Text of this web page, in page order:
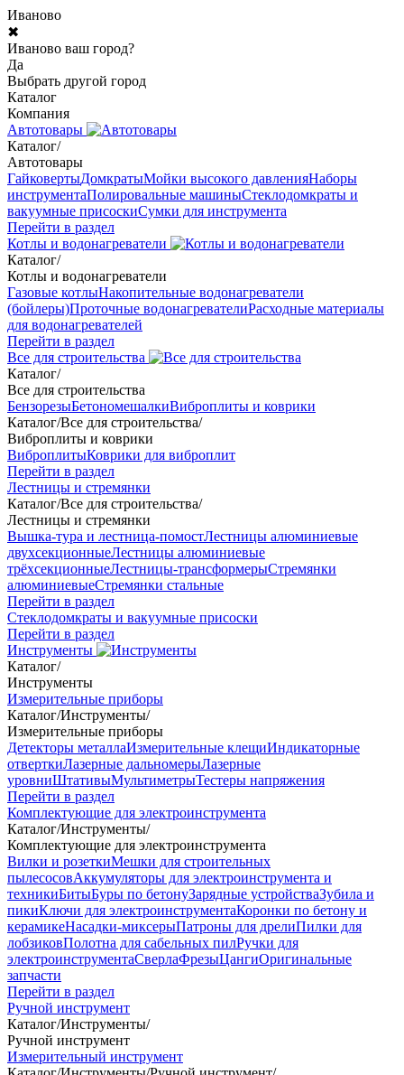
Иваново
✖
Иваново ваш город?
Да
Выбрать другой город
Каталог
Компания
Автотовары
Каталог/
Автотовары
ГайковертыДомкратыМойки высокого давленияНаборы
инструментаПолировальные машиныСтеклодомкраты и
вакуумные присоскиСумки для инструмента
Перейти в раздел
Котлы и водонагреватели
Каталог/
Котлы и водонагреватели
Газовые котлыНакопительные водонагреватели
(бойлеры)Проточные водонагревателиРасходные материалы
для водонагревателей
Перейти в раздел
Все для строительства
Каталог/
Все для строительства
БензорезыБетономешалкиВиброплиты и коврики
Каталог/Все для строительства/
Виброплиты и коврики
ВиброплитыКоврики для виброплит
Перейти в раздел
Лестницы и стремянки
Каталог/Все для строительства/
Лестницы и стремянки
Вышка-тура и лестница-помостЛестницы алюминиевые
двухсекционныеЛестницы алюминиевые
трёхсекционныеЛестницы-трансформерыСтремянки
алюминиевыеСтремянки стальные
Перейти в раздел
Стеклодомкраты и вакуумные присоски
Перейти в раздел
Инструменты
Каталог/
Инструменты
Измерительные приборы
Каталог/Инструменты/
Измерительные приборы
Детекторы металлаИзмерительные клещиИндикаторные
отверткиЛазерные дальномерыЛазерные
уровниШтативыМультиметрыТестеры напряжения
Перейти в раздел
Комплектующие для электроинструмента
Каталог/Инструменты/
Комплектующие для электроинструмента
Вилки и розеткиМешки для строительных
пылесосовАккумуляторы для электроинструмента и
техникиБитыБуры по бетонуЗарядные устройстваЗубила и
пикиКлючи для электроинструментаКоронки по бетону и
керамикеНасадки-миксерыПатроны для дрелиПилки для
лобзиковПолотна для сабельных пилРучки для
электроинструментаСверлаФрезыЦангиОригинальные
запчасти
Перейти в раздел
Ручной инструмент
Каталог/Инструменты/
Ручной инструмент
Измерительный инструмент